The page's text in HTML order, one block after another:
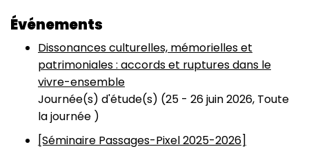
Événements
Dissonances culturelles, mémorielles et
patrimoniales : accords et ruptures dans le
vivre-ensemble
Journée(s) d'étude(s) (25 - 26 juin 2026, Toute
la journée )
[Séminaire Passages-Pixel 2025-2026]